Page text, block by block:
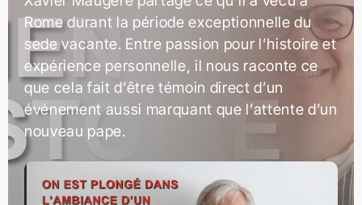
Rome durant la période exceptionnelle du
sede vacante. Entre passion pour l’histoire et
expérience personnelle, il nous raconte ce
que cela fait d’être témoin direct d’un
événement aussi marquant que l’attente d’un
nouveau pape.